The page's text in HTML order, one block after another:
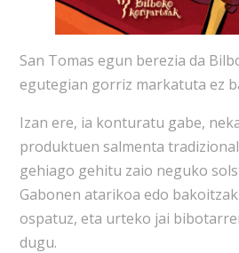
San Tomas egun berezia da
egutegian gorriz markatuta ez
Izan ere, ia konturatu gabe,
produktuen salmenta
gehiago gehitu zaio neguko
Gabonen atarikoa edo
ospatuz, eta urteko jai
dugu.